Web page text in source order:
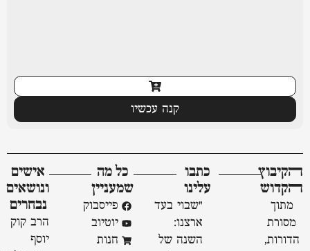
קנה עכשיו
ﬣקיבוץ
ﬣקדוש
מתוך
מסורת
הדורות,
כתבו
עלינו
"שבוי בעד
ארצנו:
השנה של
כל מה
שמעניין
פייסבוק
יוטיוב
חנות
אישים
ונושאים
נבחרים
הרב קוק
יוסף